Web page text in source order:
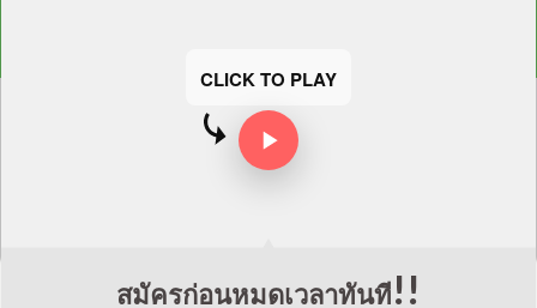
CLICK TO PLAY
สมัครก่อนหมดเวลาทันที!!